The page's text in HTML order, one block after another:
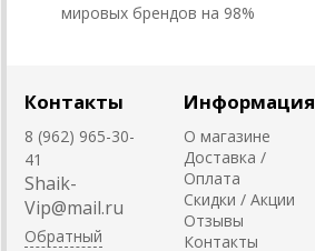
мировых брендов на 98%
Контакты
8 (962) 965-30-
41
Shaik-
Vip@mail.ru
Обратный
Информация
О магазине
Доставка /
Оплата
Скидки / Акции
Отзывы
Контакты